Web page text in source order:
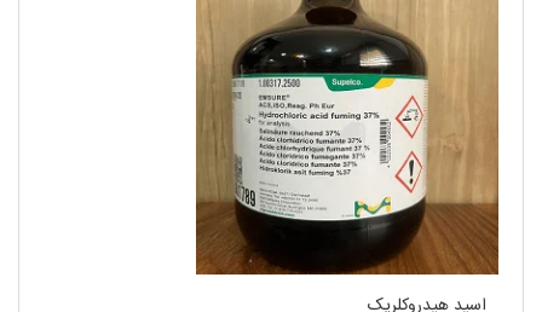
اسید هیدروکلریک